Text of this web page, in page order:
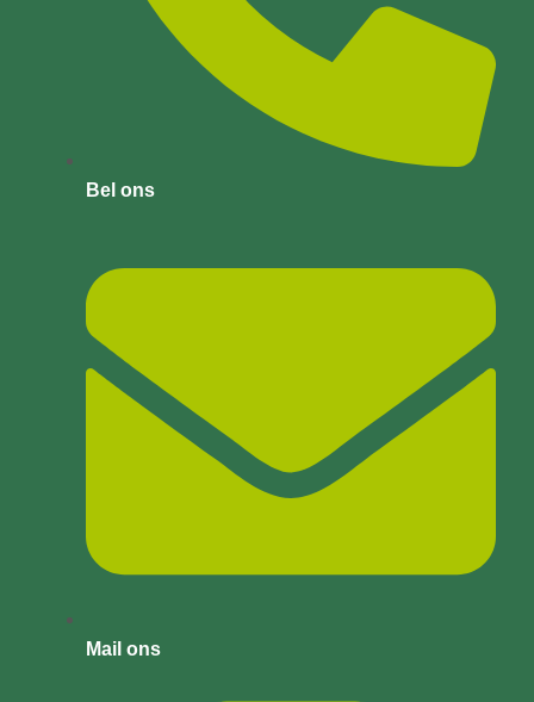
Bel ons
Mail ons